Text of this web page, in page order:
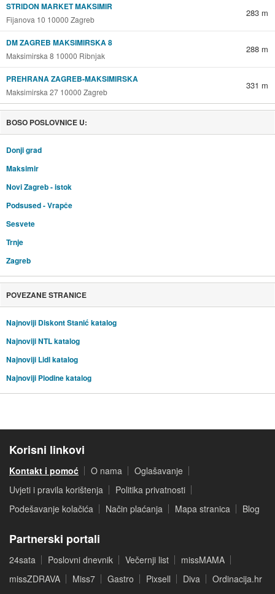
STRIDON MARKET MAKSIMIR
Fijanova 10 10000 Zagreb
283 m
DM ZAGREB MAKSIMIRSKA 8
Maksimirska 8 10000 Ribnjak
288 m
PREHRANA ZAGREB-MAKSIMIRSKA
Maksimirska 27 10000 Zagreb
331 m
BOSO POSLOVNICE U:
Donji grad
Maksimir
Novi Zagreb - istok
Podsused - Vrapče
Sesvete
Trnje
Zagreb
POVEZANE STRANICE
Najnoviji Diskont Stanić katalog
Najnoviji NTL katalog
Najnoviji Lidl katalog
Najnoviji Plodine katalog
Korisni linkovi
Kontakt i pomoć O nama
Oglašavanje
Uvjeti i pravila korištenja
Politika privatnosti
Podešavanje kolačića
Način plaćanja Mapa stranica Blog
Partnerski portali
24sata Poslovni dnevnik Večernji list
missMAMA
missZDRAVA
Miss7 Gastro Pixsell Diva Ordinacija.hr